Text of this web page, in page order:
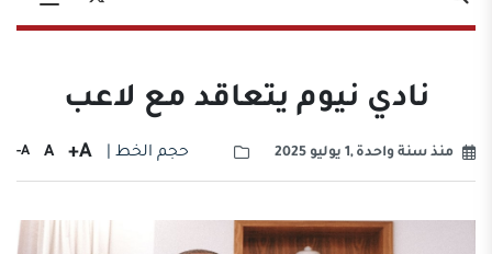
نادي نيوم يتعاقد مع لاعب
منذ سنة واحدة ,1 يوليو 2025 حجم الخط | A+
A
A-